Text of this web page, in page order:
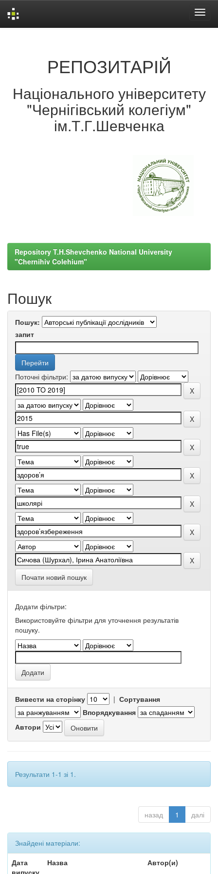
РЕПОЗИТАРІЙ
Національного університету
"Чернігівський колегіум"
ім.Т.Г.Шевченка
Repository T.H.Shevchenko National University
"Chernihiv Colehium"
Пошук
Пошук:
запит
Поточні фільтри:
Почати новий пошук
Додати фільтри:
Використовуйте фільтри для уточнення результатів
пошуку.
Вивести на сторінку | Сортування
Впорядкування
Автори
Результати 1-1 зі 1.
назад 1 далі
Знайдені матеріали:
Дата
випуску
Назва Автор(и)